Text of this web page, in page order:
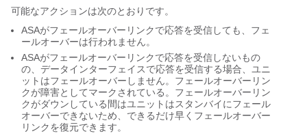
可能なアクションは次のとおりです。
ASAがフェールオーバーリンクで応答を受信しても、フェ
ールオーバーは行われません。
ASAがフェールオーバーリンクで応答を受信しないもの
の、データインターフェイスで応答を受信する場合、ユニ
ットはフェールオーバーしません。フェールオーバーリン
クが障害としてマークされている。フェールオーバーリン
クがダウンしている間はユニットはスタンバイにフェール
オーバーできないため、できるだけ早くフェールオーバー
リンクを復元できます。